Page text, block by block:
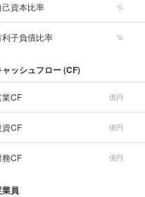
己資本比率 %
利子負債比率 %
ャッシュフロー (CF)
業CF 億円
資CF 億円
務CF 億円
員